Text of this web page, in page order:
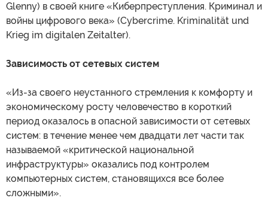
Glenny) в своей книге «Киберпреступления. Криминал и
войны цифрового века» (Cybercrime. Kriminalität und
Krieg im digitalen Zeitalter).
Зависимость от сетевых систем
«Из-за своего неустанного стремления к комфорту и
экономическому росту человечество в короткий
период оказалось в опасной зависимости от сетевых
систем: в течение менее чем двадцати лет части так
называемой «критической национальной
инфраструктуры» оказались под контролем
компьютерных систем, становящихся все более
сложными».